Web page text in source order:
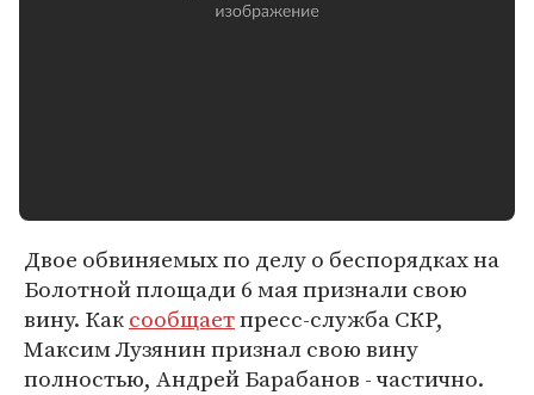
Двое обвиняемых по делу о беспорядках на
Болотной площади 6 мая признали свою
вину. Каксообщаетпресс-служба СКР,
Максим Лузянин признал свою вину
полностью, Андрей Барабанов - частично.